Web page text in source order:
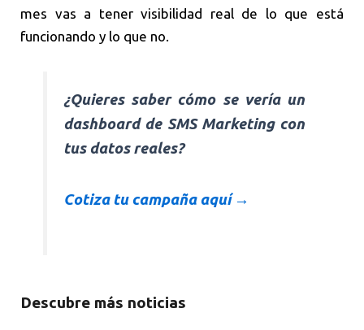
mes vas a tener visibilidad real de lo que está
funcionando y lo que no.
¿Quieres saber cómo se vería un
dashboard de SMS Marketing con
tus datos reales?
Cotiza tu campaña aquí →
Descubre más noticias